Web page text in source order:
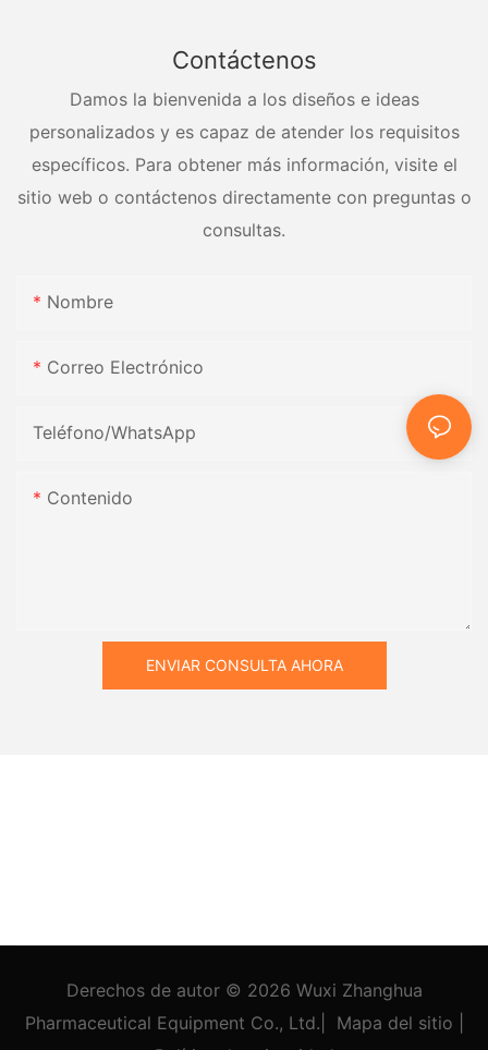
Contáctenos
Damos la bienvenida a los diseños e ideas
personalizados y es capaz de atender los requisitos
específicos. Para obtener más información, visite el
sitio web o contáctenos directamente con preguntas o
consultas.
Nombre
Correo Electrónico
Teléfono/WhatsApp
Contenido
ENVIAR CONSULTA AHORA
Derechos de autor © 2026 Wuxi Zhanghua
Pharmaceutical Equipment Co., Ltd.
Mapa del sitio